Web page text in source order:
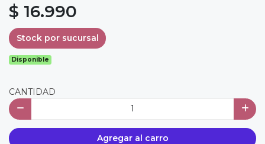
$ 16.990
Stock por sucursal
Disponible
CANTIDAD
Agregar al carro